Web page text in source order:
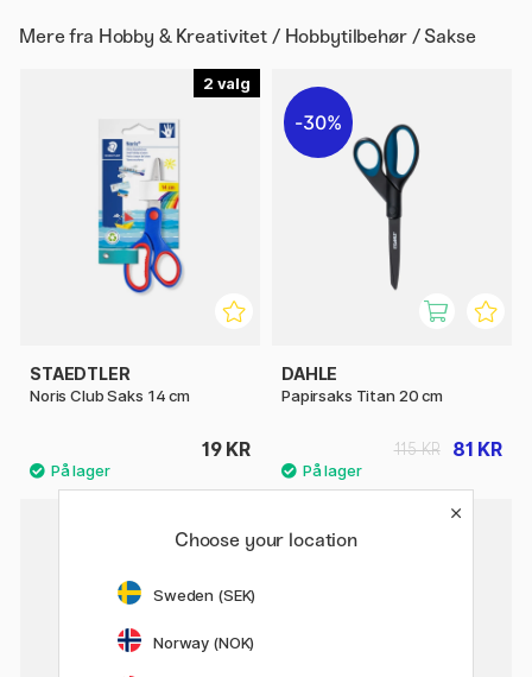
Mere fra Hobby & Kreativitet / Hobbytilbehør / Sakse
2
STAEDTLER
Noris Club Saks 14 cm
19 KR
30%
DAHLE
Papirsaks Titan 20 cm
81 KR
115 KR
Choose your location
Sweden (SEK)
Norway (NOK)